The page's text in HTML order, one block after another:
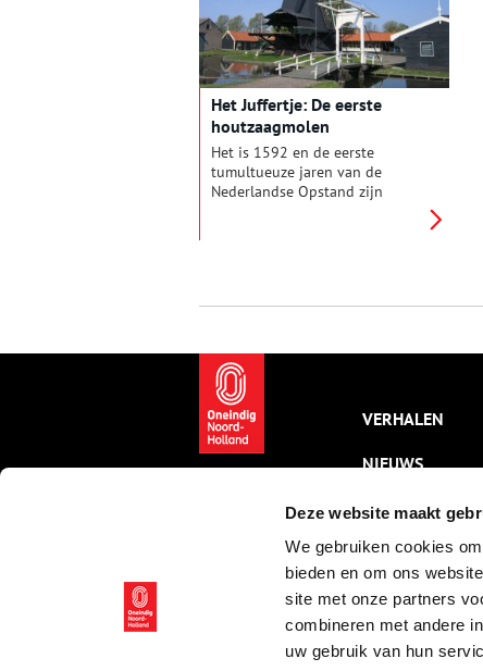
Deze website maakt
We gebruiken cookies
bieden en om ons
site met onze partners
combineren met andere
uw gebruik van hun
Het Juffertje: De eerste
houtzaagmolen
Het is 1592 en de eerste
tumultueuze jaren van de
Nederlandse Opstand zijn
VERHALEN
NIEUWS
KALENDER
THEMA’S
ACTIVITEITEN
VIDEO’S